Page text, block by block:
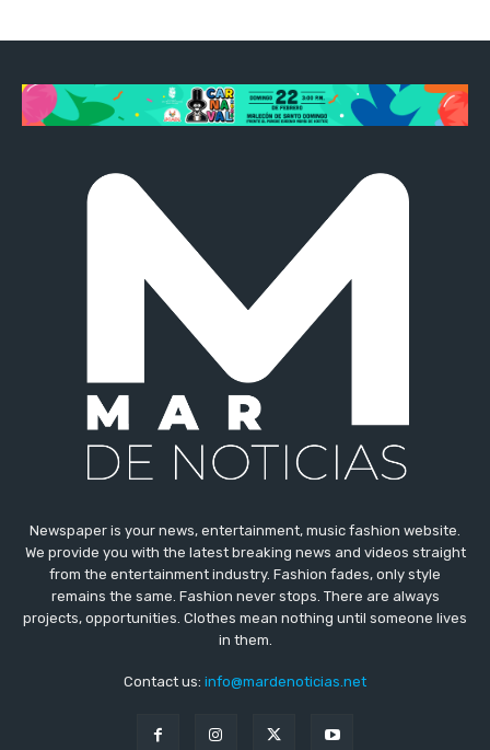
Newspaper is your news, entertainment, music fashion website.
We provide you with the latest breaking news and videos straight
from the entertainment industry. Fashion fades, only style
remains the same. Fashion never stops. There are always
projects, opportunities. Clothes mean nothing until someone lives
in them.
Contact us: info@mardenoticias.net